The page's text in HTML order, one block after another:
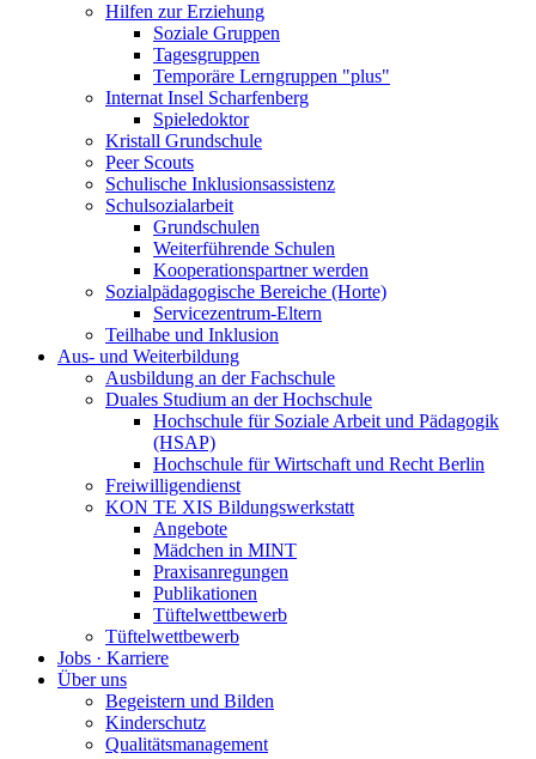
Hilfen zur Erziehung
Soziale Gruppen
Tagesgruppen
Temporäre Lerngruppen "plus"
Internat Insel Scharfenberg
Spieledoktor
Kristall Grundschule
Peer Scouts
Schulische Inklusionsassistenz
Schulsozialarbeit
Grundschulen
Weiterführende Schulen
Kooperationspartner werden
Sozialpädagogische Bereiche (Horte)
Servicezentrum-Eltern
Teilhabe und Inklusion
Aus- und Weiterbildung
Ausbildung an der Fachschule
Duales Studium an der Hochschule
Hochschule für Soziale Arbeit und Pädagogik
(HSAP)
Hochschule für Wirtschaft und Recht Berlin
Freiwilligendienst
KON TE XIS Bildungswerkstatt
Angebote
Mädchen in MINT
Praxisanregungen
Publikationen
Tüftelwettbewerb
Tüftelwettbewerb
Jobs · Karriere
Über uns
Begeistern und Bilden
Kinderschutz
Qualitätsmanagement